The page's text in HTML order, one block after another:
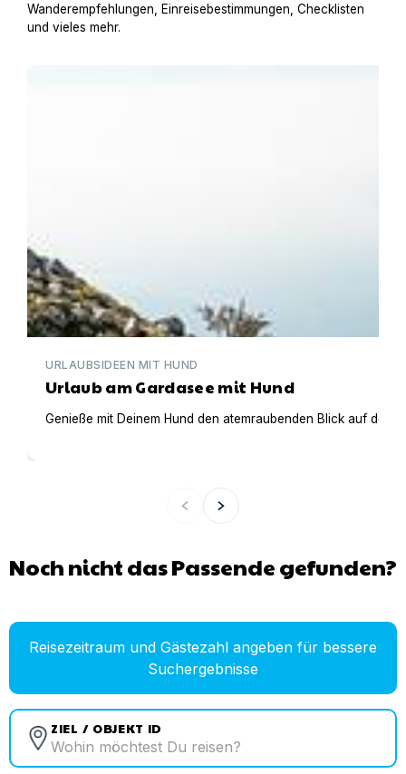
Wanderempfehlungen, Einreisebestimmungen, Checklisten
und vieles mehr.
URLAUBSIDEEN MIT HUND
Urlaub am Gardasee mit Hund
Genieße mit Deinem Hund den atemraubenden Blick auf den
Noch nicht das Passende gefunden?
Reisezeitraum und Gästezahl angeben für bessere
Suchergebnisse
ZIEL / OBJEKT ID